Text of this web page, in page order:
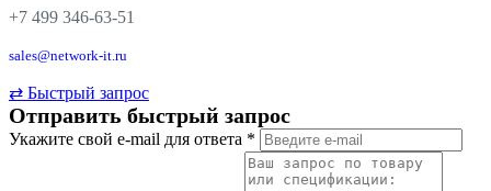
+7 499 346-63-51
sales@network-it.ru
⇄ Быстрый запрос
Отправить быстрый запрос
Укажите свой e-mail для ответа *